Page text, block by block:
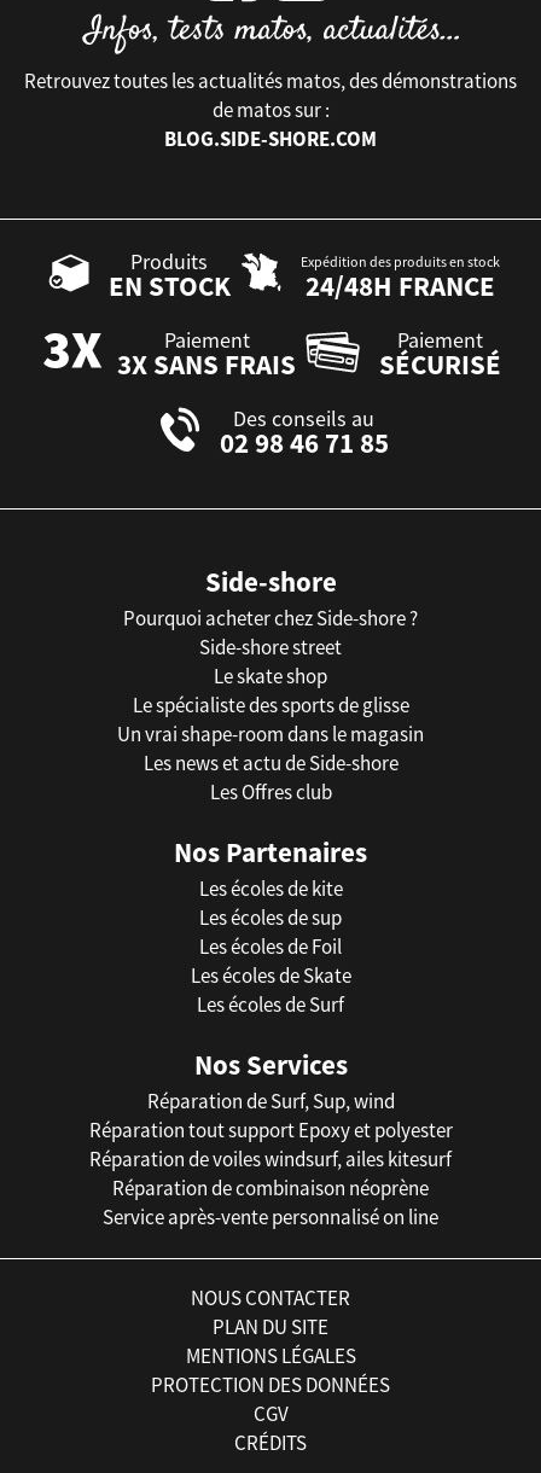
Retrouvez toutes les actualités matos, des démonstrations
de matos sur :
BLOG.SIDE-SHORE.COM
Produits
EN STOCK
Expédition des produits en stock
24/48H FRANCE
Paiement
3X SANS FRAIS
Paiement
SÉCURISÉ
Des conseils au
02 98 46 71 85
Side-shore
Pourquoi acheter chez Side-shore ?
Side-shore street
Le skate shop
Le spécialiste des sports de glisse
Un vrai shape-room dans le magasin
Les news et actu de Side-shore
Les Offres club
Nos Partenaires
Les écoles de kite
Les écoles de sup
Les écoles de Foil
Les écoles de Skate
Les écoles de Surf
Nos Services
Réparation de Surf, Sup, wind
Réparation tout support Epoxy et polyester
Réparation de voiles windsurf, ailes kitesurf
Réparation de combinaison néoprène
Service après-vente personnalisé on line
NOUS CONTACTER
PLAN DU SITE
MENTIONS LÉGALES
PROTECTION DES DONNÉES
CGV
CRÉDITS